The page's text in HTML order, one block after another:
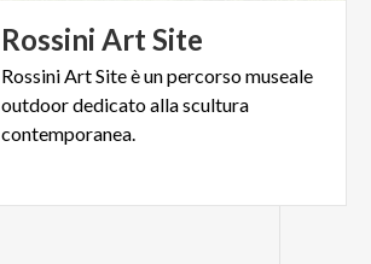
Rossini ArtSite
Rossini Art Site è un percorso museale
outdoor dedicato alla scultura
contemporanea.